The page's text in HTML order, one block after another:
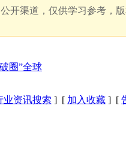
开渠道，仅供学习参考
圈”全球
业资讯搜索 ] [ 加入收藏 ] [